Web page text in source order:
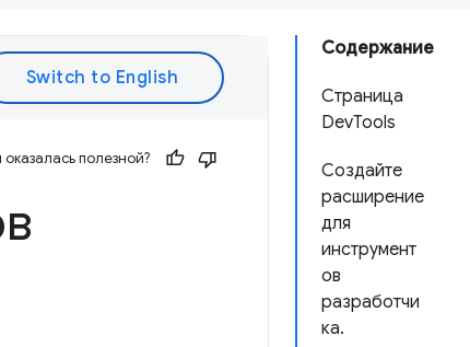
Содержание
Страница
DevTools
Создайте
расширение
для
инструмент
ов
разработчи
ка.
полезной?